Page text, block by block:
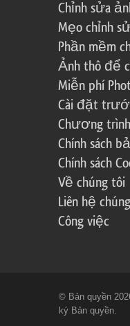
Chỉnh sửa
Mẹo chỉnh
Phần mềm
Ảnh thô để
Miễn phí
Cài đặt
Chương
Chính sách
Chính sách
Về chúng tôi
Liên hệ
Công việc
© Bản quyền
ký Bản quyền.